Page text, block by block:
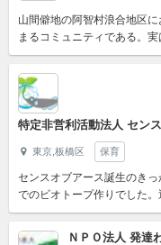
山間僻地の阿智村浪合地区
まるコミュニティである。
のであり、こうした環境を
特定非営利活動法人 セン
東京,板橋区 保育
センスオブアース誕生のき
でのビオトープ作りでした
もたちの考えたデザインを
ＮＰＯ法人 発達